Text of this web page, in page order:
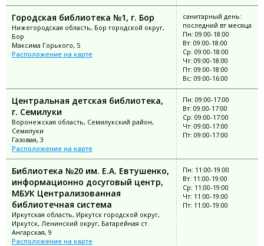
Городская библиотека №1, г. Бор
Нижегородская область, Бор городской округ,
Бор
Максима Горького, 5
Расположение на карте
санитарный день:
последний вт месяца
Пн: 09:00-18:00
Вт: 09:00-18:00
Ср: 09:00-18:00
Чт: 09:00-18:00
Пт: 09:00-18:00
Вс: 09:00-16:00
Центральная детская библиотека,
г. Семилуки
Воронежская область, Семилукский район,
Семилуки
Газовая, 3
Расположение на карте
Пн: 09:00-17:00
Вт: 09:00-17:00
Ср: 09:00-17:00
Чт: 09:00-17:00
Пт: 09:00-17:00
Библиотека №20 им. Е.А. Евтушенко,
информационно досуговый центр,
МБУК Централизованная
библиотечная система
Иркутская область, Иркутск городской округ,
Иркутск, Ленинский округ, Батарейная ст.
Ангарская, 9
Расположение на карте
Пн: 11:00-19:00
Вт: 11:00-19:00
Ср: 11:00-19:00
Чт: 11:00-19:00
Пт: 11:00-19:00